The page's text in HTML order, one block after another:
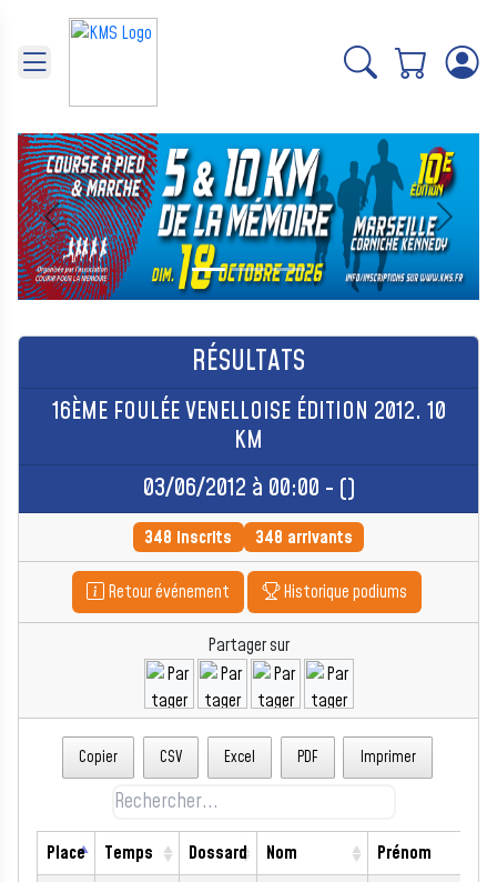
Précédent Suivant
RÉSULTATS
16ÈME FOULÉE VENELLOISE ÉDITION 2012. 10
KM
03/06/2012 à 00:00 - ()
348 inscrits 348 arrivants
Retour événement Historique podiums
Partager sur
Copier CSV Excel PDF Imprimer
Place Temps Dossard Nom Prénom
Panneau de gestion des cookies